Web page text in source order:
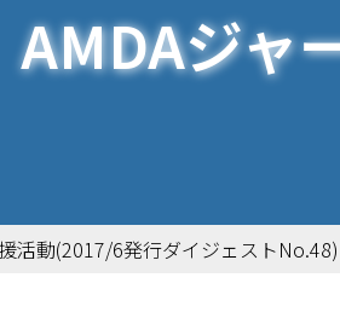
AMDAジャ
活動(2017/6発行ダイジェストNo.48)